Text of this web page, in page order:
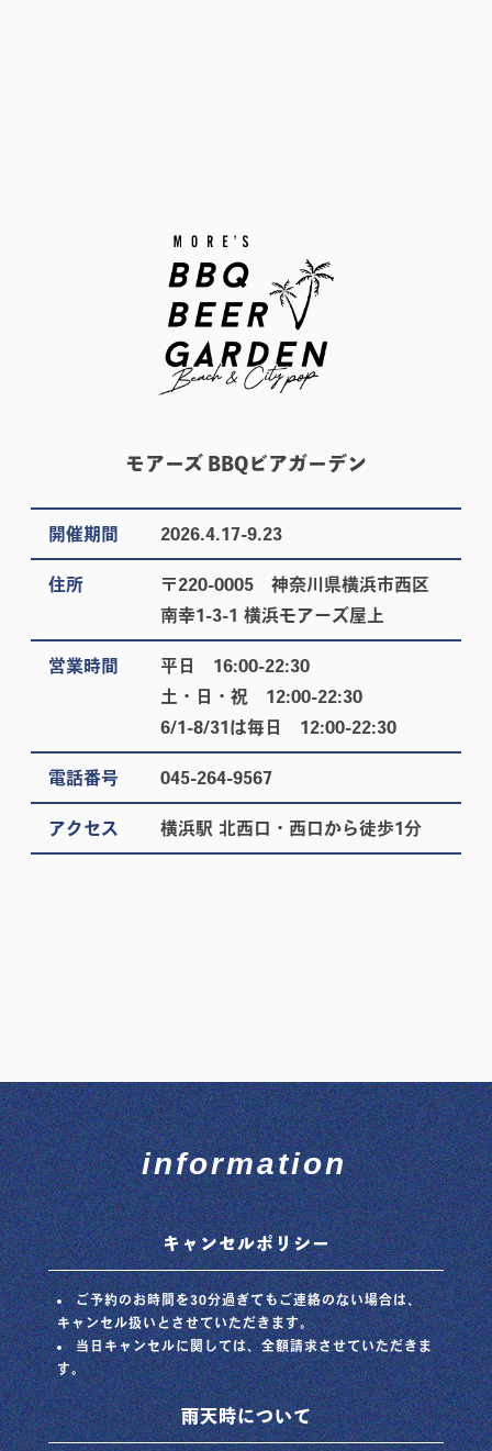
モアーズ BBQビアガーデン
開催期間 2026.4.17-9.23
住所
〒220-0005 神奈川県横浜市西区
南幸1-3-1 横浜モアーズ屋上
営業時間
平日 16:00-22:30
土・日・祝 12:00-22:30
6/1-8/31は毎日 12:00-22:30
電話番号 045-264-9567
アクセス 横浜駅 北西口・西口から徒歩1分
information
キャンセルポリシー
ご予約のお時間を30分過ぎてもご連絡のない場合は、
キャンセル扱いとさせていただきます。
当日キャンセルに関しては、全額請求させていただきま
す。
雨天時について